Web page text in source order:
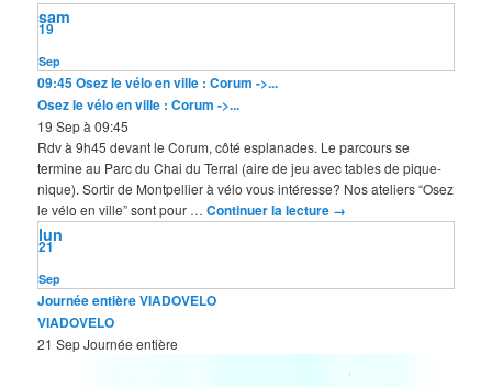
Sep
19
sam
09:45Osez le vélo en ville : Corum ->...
Osez le vélo en ville : Corum ->...
19 Sep à 09:45
Rdv à 9h45 devant le Corum, côté esplanades. Le parcours se
termine au Parc du Chai du Terral (aire de jeu avec tables de pique-
nique). Sortir de Montpellier à vélo vous intéresse? Nos ateliers “Osez
le vélo en ville” sont pour …Continuer la lecture →
Sep
21
lun
Journée entièreVIADOVELO
VIADOVELO
21 SepJournée entière